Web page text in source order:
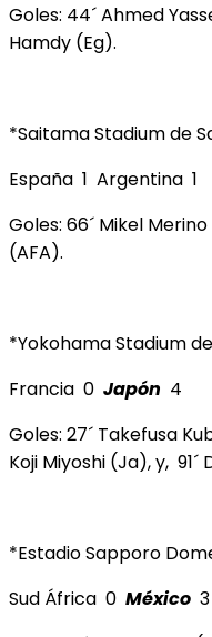
Goles: 44´ Ahmed
Hamdy (Eg).
*Saitama Stadium de
España 1 Argentina 1
Goles: 66´ Mikel
(AFA).
*Yokohama Stadium
Francia 0 Japón 4
Goles: 27´ Takefusa
Koji Miyoshi (Ja), y,
*Estadio Sapporo
Sud África 0 México 3